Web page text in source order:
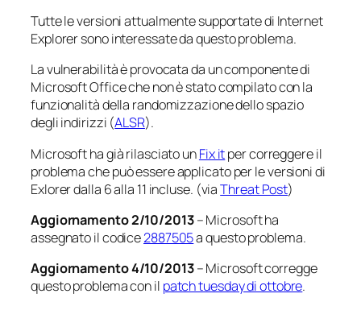
Tutte le versioni attualmente supportate di Internet
Explorer sono interessate da questo problema.
La vulnerabilità è provocata da un componente di
Microsoft Office che non è stato compilato con la
funzionalità della randomizzazione dello spazio
degli indirizzi (ALSR).
Microsoft ha già rilasciato unFix itper correggere il
problema che può essere applicato per le versioni di
Exlorer dalla 6 alla 11 incluse. (viaThreat Post)
Aggiornamento 2/10/2013– Microsoft ha
assegnato il codice2887505a questo problema.
Aggiornamento 4/10/2013– Microsoft corregge
questo problema con il patch tuesday di ottobre.